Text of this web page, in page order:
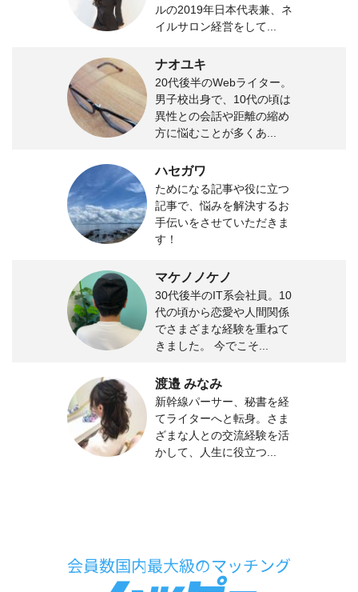
ルの2019年日本代表兼、ネ
イルサロン経営をして...
ナオユキ
20代後半のWebライター。
男子校出身で、10代の頃は
異性との会話や距離の縮め
方に悩むことが多くあ...
ハセガワ
ためになる記事や役に立つ
記事で、悩みを解決するお
手伝いをさせていただきま
す！
マケノノケノ
30代後半のIT系会社員。10
代の頃から恋愛や人間関係
でさまざまな経験を重ねて
きました。 今でこそ...
渡邉 みなみ
新幹線パーサー、秘書を経
てライターへと転身。さま
ざまな人との交流経験を活
かして、人生に役立つ...